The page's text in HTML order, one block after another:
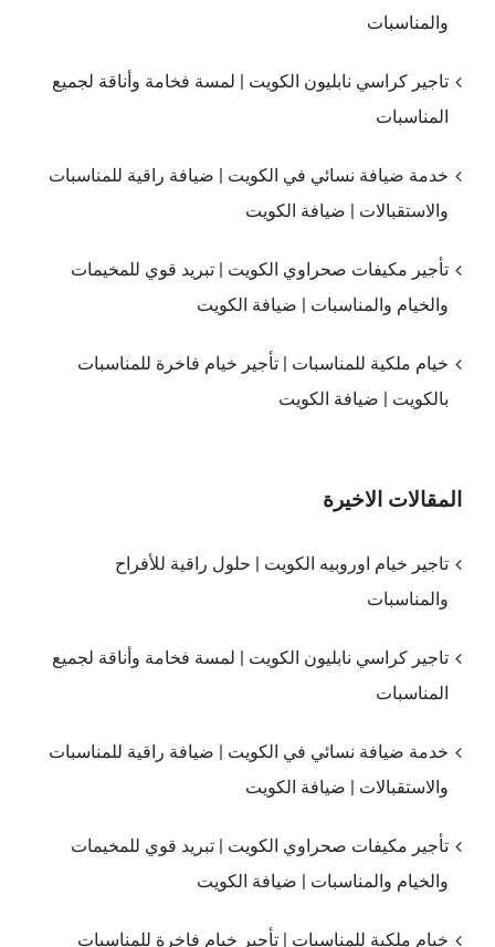
والمناسبات
تاجير كراسي نابليون الكويت | لمسة فخامة وأناقة لجميع
المناسبات
خدمة ضيافة نسائي في الكويت | ضيافة راقية للمناسبات
والاستقبالات | ضيافة الكويت
تأجير مكيفات صحراوي الكويت | تبريد قوي للمخيمات
والخيام والمناسبات | ضيافة الكويت
خيام ملكية للمناسبات | تأجير خيام فاخرة للمناسبات
بالكويت | ضيافة الكويت
المقالات الاخيرة
تاجير خيام اوروبيه الكويت | حلول راقية للأفراح
والمناسبات
تاجير كراسي نابليون الكويت | لمسة فخامة وأناقة لجميع
المناسبات
خدمة ضيافة نسائي في الكويت | ضيافة راقية للمناسبات
والاستقبالات | ضيافة الكويت
تأجير مكيفات صحراوي الكويت | تبريد قوي للمخيمات
والخيام والمناسبات | ضيافة الكويت
خيام ملكية للمناسبات | تأجير خيام فاخرة للمناسبات